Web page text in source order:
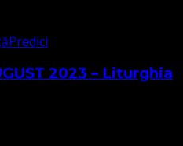
Predici
2023 – Liturghia